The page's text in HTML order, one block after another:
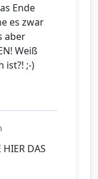
Ende
es zwar
aber
Weiß
ist?! ;-)
DAS